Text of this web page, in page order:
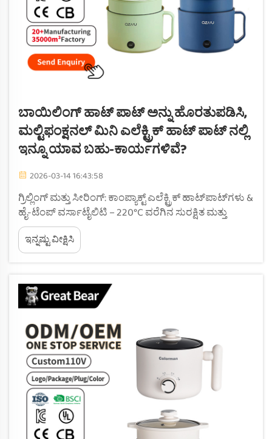
ಬಾಯಿಲಿಂಗ್ ಹಾಟ್ ಪಾಟ್ ಅನ್ನು ಹೊರತುಪಡಿಸಿ,
ಮಲ್ಟಿಫಂಕ್ಷನಲ್ ಮಿನಿ ಎಲೆಕ್ಟ್ರಿಕ್ ಹಾಟ್ ಪಾಟ್ ನಲ್ಲಿ
ಇನ್ನೂ ಯಾವ ಬಹು-ಕಾರ್ಯಗಳಿವೆ?
2026-03-14 16:43:58
ಗ್ರಿಲ್ಲಿಂಗ್ ಮತ್ತು ಸೀರಿಂಗ್: ಕಾಂಪ್ಯಾಕ್ಟ್ ಎಲೆಕ್ಟ್ರಿಕ್ ಹಾಟ್‌ಪಾಟ್‌ಗಳು &
ಹೈ-ಟೆಂಪ್ ವರ್ಸಾಟೈಲಿಟಿ – 220°C ವರೆಗಿನ ಸುರಕ್ಷಿತ ಮತ್ತು
ಏಕರೂಪದ ಸೀರಿಂಗ್ ಸೆರಾಮಿಕ್ ನಾನ್-ಸ್ಟಿಕ್ ಕೋಟಿಂಗ್ ಅನ್ನು
ಹೊಂದಿರುವ ಈ ಮಲ್ಟಿಫಂಕ್ಷನಲ್ ಮಿನಿ ಎಲೆಕ್ಟ್ರಿಕ್ ಹಾಟ್‌ಪಾಟ್
ಅತ್ಯುನ್ನತ ತಾಪಮಾನವನ್ನು ತಡೆದುಕೊಳ್ಳಬಲ್ಲ...
ಇನ್ನಷ್ಟು ವೀಕ್ಷಿಸಿ